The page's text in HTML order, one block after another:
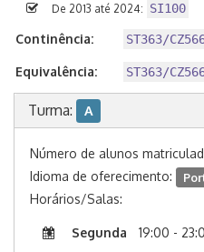
De 2013 até 2024: SI100
Continência: ST363/
Equivalência: ST363/
Turma: A
Número de alunos
Idioma de oferecimento:
Horários/Salas:
Segunda 19:00 -